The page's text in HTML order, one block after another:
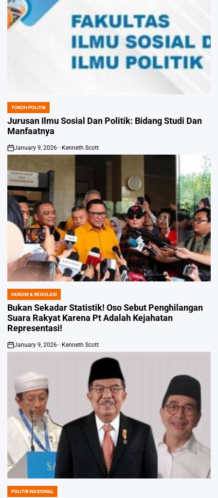
POSTED
IN
TOKOH POLITIK
Jurusan Ilmu Sosial Dan Politik: Bidang Studi Dan
Manfaatnya
on
January 9, 2026 Kenneth Scott
POSTED
IN
HUKUM & REGULASI
Bukan Sekadar Statistik! Oso Sebut Penghilangan
Suara Rakyat Karena Pt Adalah Kejahatan
Representasi!
on
January 9, 2026 Kenneth Scott
POSTED
POLITIK NASIONAL